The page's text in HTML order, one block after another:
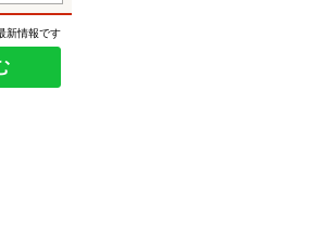
新情報です